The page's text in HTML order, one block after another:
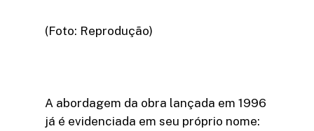
(Foto: Reprodução)
A abordagem da obra lançada em 1996
já é evidenciada em seu próprio nome: